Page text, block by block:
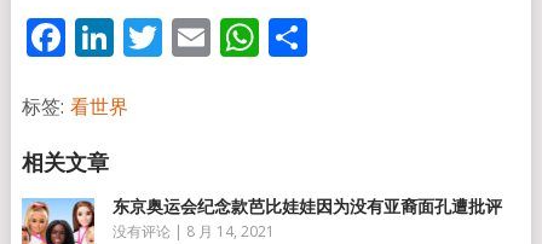
Facebook
LinkedIn
Twitter
EmailWhatsApp
分
标签: 看世界
东京奥运会纪念款芭比娃娃因为没有亚裔面孔遭批评
没有评论 | 8 月 14, 2021